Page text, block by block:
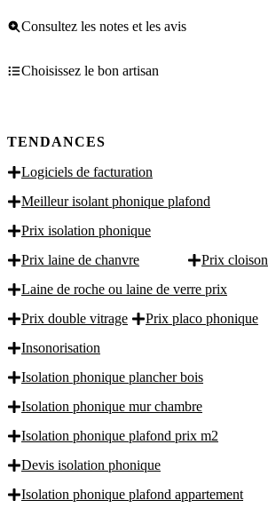
Consultez les notes et les avis
Choisissez le bon artisan
TENDANCES
Logiciels de facturation
Meilleur isolant phonique plafond
Prix isolation phonique
Prix laine de chanvre
Prix cloison
Laine de roche ou laine de verre prix
Prix double vitrage
Prix placo phonique
Insonorisation
Isolation phonique plancher bois
Isolation phonique mur chambre
Isolation phonique plafond prix m2
Devis isolation phonique
Isolation phonique plafond appartement